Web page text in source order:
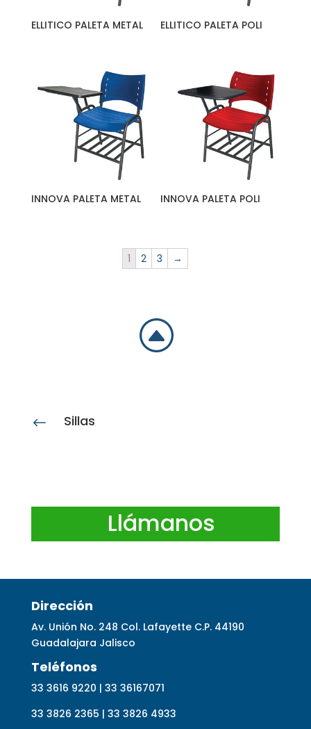
ELLITICO PALETA METAL ELLITICO PALETA POLI
INNOVA PALETA METAL INNOVA PALETA POLI
1 2 3 →
F
# Sillas
Llámanos
Dirección
Av. Unión No. 248 Col. Lafayette C.P. 44190
Guadalajara Jalisco
Teléfonos
33 3616 9220 | 33 36167071
33 3826 2365 | 33 3826 4933